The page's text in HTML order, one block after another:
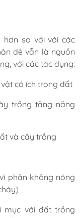
hơn so với với các
dê vẫn là nguồn
với các tác dụng:
có ích trong đất
trồng tăng năng
và cây trồng
phân không nóng
mục với đất trồng